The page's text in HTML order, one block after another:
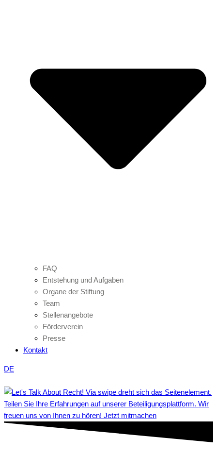
FAQ
Entstehung und Aufgaben
Organe der Stiftung
Team
Stellenangebote
Förderverein
Presse
Kontakt
DE
Teilen Sie Ihre Erfahrungen auf unserer Beteiligungsplattform. Wir
freuen uns von Ihnen zu hören! Jetzt mitmachen